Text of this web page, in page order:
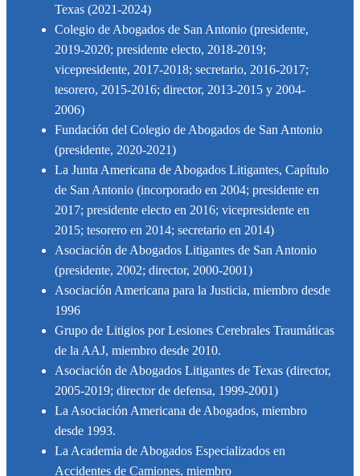
Texas (2021-2024)
Colegio de Abogados de San Antonio (presidente,
2019-2020; presidente electo, 2018-2019;
vicepresidente, 2017-2018; secretario, 2016-2017;
tesorero, 2015-2016; director, 2013-2015 y 2004-
2006)
Fundación del Colegio de Abogados de San Antonio
(presidente, 2020-2021)
La Junta Americana de Abogados Litigantes, Capítulo
de San Antonio (incorporado en 2004; presidente en
2017; presidente electo en 2016; vicepresidente en
2015; tesorero en 2014; secretario en 2014)
Asociación de Abogados Litigantes de San Antonio
(presidente, 2002; director, 2000-2001)
Asociación Americana para la Justicia, miembro desde
1996
Grupo de Litigios por Lesiones Cerebrales Traumáticas
de la AAJ, miembro desde 2010.
Asociación de Abogados Litigantes de Texas (director,
2005-2019; director de defensa, 1999-2001)
La Asociación Americana de Abogados, miembro
desde 1993.
La Academia de Abogados Especializados en
Accidentes de Camiones, miembro